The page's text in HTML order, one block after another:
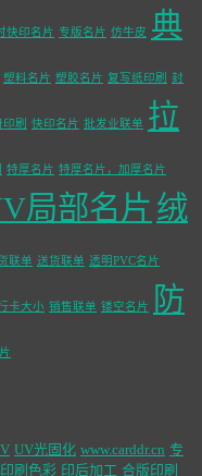
快印名片 专版名片 仿牛皮 典
塑料名片 塑胶名片 复写纸印刷 封
刷 快印名片 批发业联单 拉
特厚名片 特厚名片，加厚名片
局部名片 绒
联单 送货联单 透明PVC名片
卡大小 销售联单 镂空名片
防
UV光固化 www.carddr.cn 专
印刷色彩 印后加工 合版印刷